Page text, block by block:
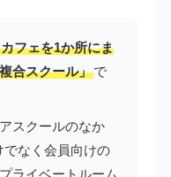
フェを1か所にま
合スクール」で
スクールのなか
でなく会員向けの
ライベートルーム